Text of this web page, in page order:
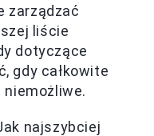
zarządzać
liście
dotyczące
gdy całkowite
najszybciej